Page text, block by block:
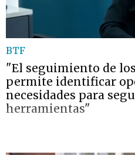
BTF
"El seguimiento de
permite identificar
necesidades para
herramientas"